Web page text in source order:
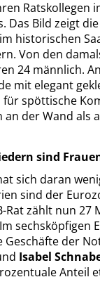
Ratskollegen
Das Bild zeigt
historischen
Von den
24 männlich.
mit elegant
für spöttische
der Wand als
sind
sich daran
sind der
Rat zählt nun 27
sechsköpfigen
Geschäfte der
Isabel
Anteil